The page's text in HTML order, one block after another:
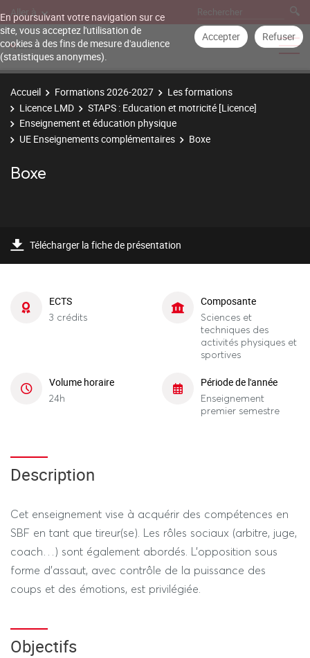
En poursuivant votre navigation sur ce
site, vous acceptez l'utilisation de
cookies à des fins de mesure d'audience
(statistiques anonymes).
Accepter Refuser
Aller à
Accueil Formations 2026-2027
Les formations
Licence LMD
STAPS : Education et motricité [Licence]
Enseignement et éducation physique
UE Enseignements complémentaires
Boxe
Boxe
Télécharger la fiche de présentation
ECTS
3 crédits
Composante
Sciences et
techniques des
activités physiques et
sportives
Volume horaire
24h
Période de l'année
Enseignement
premier semestre
Description
Cet enseignement vise à acquérir des compétences en
SBF en tant que tireur(se). Les rôles sociaux (arbitre, juge,
coach…) sont également abordés. L'opposition sous
forme d'assaut, avec contrôle de la puissance des
coups et des émotions, est privilégiée.
Objectifs